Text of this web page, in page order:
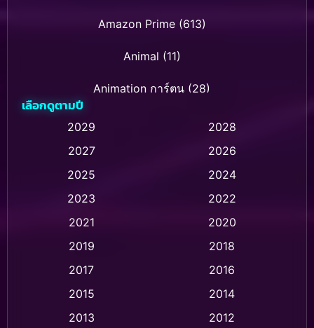
Amazon Prime(613)
Animal (11)
Animation การ์ตูน (28)
Animation การ์ตูน (236)
Animation การ์ตูน (32)
Animation แอนิเมชั่น (1)
Animation แอนิเมชัน (1)
เลือกดูตามปี
2029
2028
2027
2026
2025
2024
2023
2022
2021
2020
2019
2018
2017
2016
2015
2014
2013
2012